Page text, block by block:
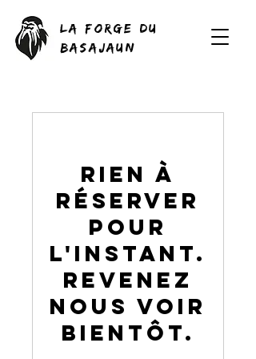
La ForGE du
Basajaun
Rien à
réserver
pour
l'instant.
Revenez
nous voir
bientôt.